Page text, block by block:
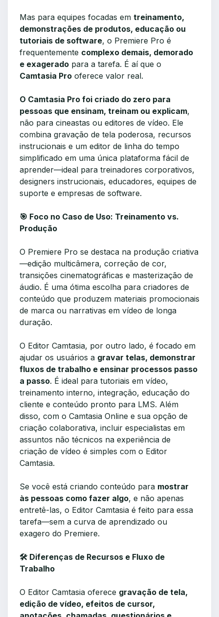
Mas para equipes focadas em treinamento,
demonstrações de produtos, educação ou
tutoriais de software, o Premiere Pro é
frequentemente complexo demais, demorado
e exagerado para a tarefa. É aí que o
Camtasia Pro oferece valor real.
O Camtasia Pro foi criado do zero para
pessoas que ensinam, treinam ou explicam,
não para cineastas ou editores de vídeo. Ele
combina gravação de tela poderosa, recursos
instrucionais e um editor de linha do tempo
simplificado em uma única plataforma fácil de
aprender—ideal para treinadores corporativos,
designers instrucionais, educadores, equipes de
suporte e empresas de software.
🎯 Foco no Caso de Uso: Treinamento vs.
Produção
O Premiere Pro se destaca na produção criativa
—edição multicâmera, correção de cor,
transições cinematográficas e masterização de
áudio. É uma ótima escolha para criadores de
conteúdo que produzem materiais promocionais
de marca ou narrativas em vídeo de longa
duração.
O Editor Camtasia, por outro lado, é focado em
ajudar os usuários a gravar telas, demonstrar
fluxos de trabalho e ensinar processos passo
a passo. É ideal para tutoriais em vídeo,
treinamento interno, integração, educação do
cliente e conteúdo pronto para LMS. Além
disso, com o Camtasia Online e sua opção de
criação colaborativa, incluir especialistas em
assuntos não técnicos na experiência de
criação de vídeo é simples com o Editor
Camtasia.
Se você está criando conteúdo para mostrar
às pessoas como fazer algo, e não apenas
entretê-las, o Editor Camtasia é feito para essa
tarefa—sem a curva de aprendizado ou
exagero do Premiere.
🛠️ Diferenças de Recursos e Fluxo de
Trabalho
O Editor Camtasia oferece gravação de tela,
edição de vídeo, efeitos de cursor,